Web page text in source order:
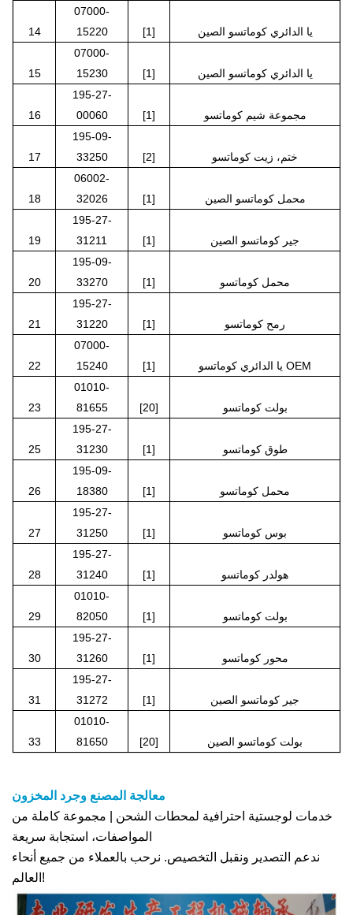
14
07000-
15220
[1] يا الدائري كوماتسو الصين
15
07000-
15230
[1] يا الدائري كوماتسو الصين
16
195-27-
00060
[1] مجموعة شيم كوماتسو
17
195-09-
33250
[2] ختم، زيت كوماتسو
18
06002-
32026
[1] محمل كوماتسو الصين
19
195-27-
31211
[1] جير كوماتسو الصين
20
195-09-
33270
[1] محمل كوماتسو
21
195-27-
31220
[1] رمح كوماتسو
22
07000-
15240
[1] يا الدائري كوماتسو OEM
23
01010-
81655
[20] بولت كوماتسو
25
195-27-
31230
[1] طوق كوماتسو
26
195-09-
18380
[1] محمل كوماتسو
27
195-27-
31250
[1] بوس كوماتسو
28
195-27-
31240
[1] هولدر كوماتسو
29
01010-
82050
[1] بولت كوماتسو
30
195-27-
31260
[1] محور كوماتسو
31
195-27-
31272
[1] جير كوماتسو الصين
33
01010-
81650
[20] بولت كوماتسو الصين
معالجة المصنع وجرد المخزون
خدمات لوجستية احترافية لمحطات الشحن | مجموعة كاملة من
المواصفات، استجابة سريعة
ندعم التصدير ونقبل التخصيص. نرحب بالعملاء من جميع أنحاء
العالم!